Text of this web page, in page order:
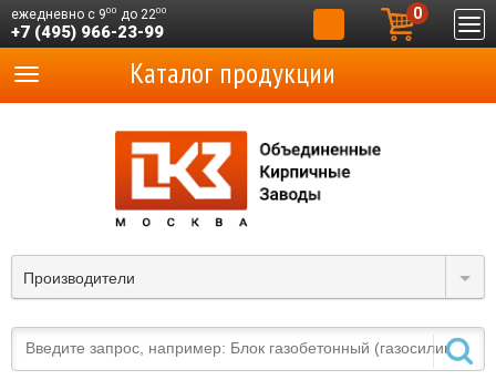
ежедневно с 900 до 2200
+7 (495) 966-23-99
0
Производители
Каталог продукции